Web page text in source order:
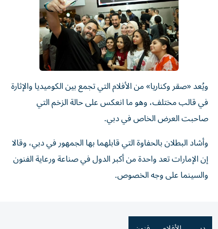
ويُعد «صقر وكناريا» من الأفلام التي تجمع بين الكوميديا والإثارة
في قالب مختلف، وهو ما انعكس على حالة الزخم التي
صاحبت العرض الخاص في دبي.
وأشاد البطلان بالحفاوة التي قابلهما بها الجمهور في دبي، وقالا
إن الإمارات تعد واحدة من أكبر الدول في صناعة ورعاية الفنون
والسينما على وجه الخصوص.